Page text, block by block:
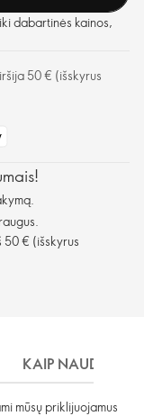
dabartinės kainos,
50 € (išskyrus
50 € (išskyrus
KAIP NAUDOTI?
mūsų priklijuojamus